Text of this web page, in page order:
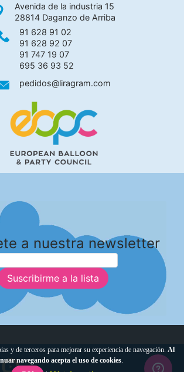
Avenida de la industria 15
28814 Daganzo de Arriba
91 628 91 02
91 628 92 07
91 747 19 07
695 36 93 52
pedidos@liragram.com
a nuestra newsletter
Suscribirme a la lista
y de terceros para mejorar su experiencia de navegación. Al
navegando acepta el uso de cookies.